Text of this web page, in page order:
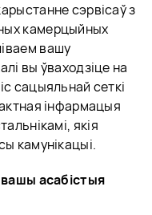
сэрвісаў з
камерцыйных
вашу
вы ўваходзіце на
сацыяльнай сеткі
інфармацыя
якія
камунікацыі.
асабістыя